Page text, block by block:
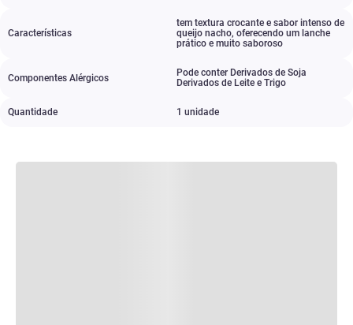
Características
tem textura crocante e sabor intenso de
queijo nacho, oferecendo um lanche
prático e muito saboroso
Componentes Alérgicos
Pode conter Derivados de Soja
Derivados de Leite e Trigo
Quantidade 1 unidade